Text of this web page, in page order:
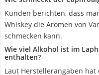
Kunden berichten, dass
Whiskey die Aromen von
schmecken kann.
Wie viel Alkohol ist im
enthalten?
Laut Herstellerangaben